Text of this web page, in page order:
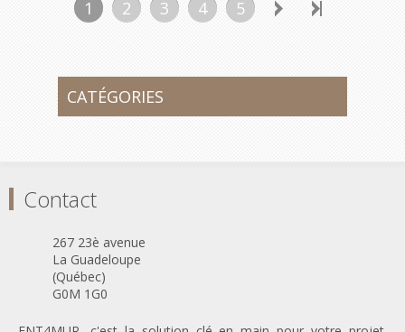
1 2 3 4 5
CATÉGORIES
Contact
267 23è avenue
La Guadeloupe
(Québec)
G0M 1G0